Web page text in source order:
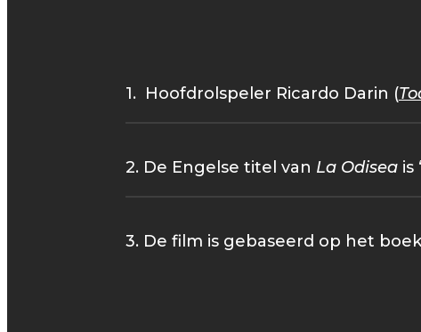
1. Hoofdrolspeler Ricardo Darin (
2. De Engelse titel van La Odiseais
3. De film is gebaseerd op het